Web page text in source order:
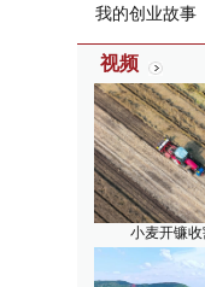
我的创业故事
视频
小麦开镰